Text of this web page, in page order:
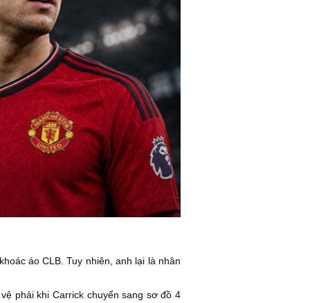
áo CLB. Tuy nhiên, anh lại là nhân
phải khi Carrick chuyển sang sơ đồ 4